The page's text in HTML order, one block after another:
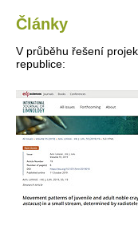
Články
V průběhu řešení
republice: